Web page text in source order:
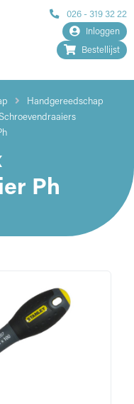
026 - 319 32 22
Inloggen
Bestellijst
Handgereedschap
Ph